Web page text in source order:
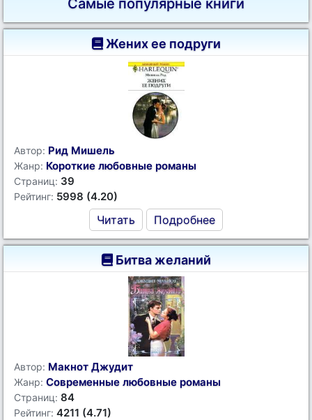
Самые популярные книги
Жених ее подруги
Автор: Рид Мишель
Жанр: Короткие любовные романы
Страниц: 39
Рейтинг: 5998 (4.20)
Читать Подробнее
Битва желаний
Автор: Макнот Джудит
Жанр: Современные любовные романы
Страниц: 84
Рейтинг: 4211 (4.71)